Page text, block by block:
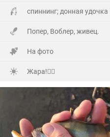
точного адреса (потому
навигатору, полвосьмого
А мы уже с ночи начали
Но я был очень рад их
спиннинг; донная удочка
Попер, Воблер, живец.
На фото
Жара!🙂‍↕️